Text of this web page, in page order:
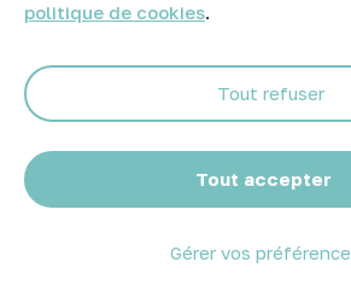
politique de cookies.
Tout accepter
Tout refuser
Gérer vos
Abonnez-vous
© 2026 Atelier Piscine - Tous